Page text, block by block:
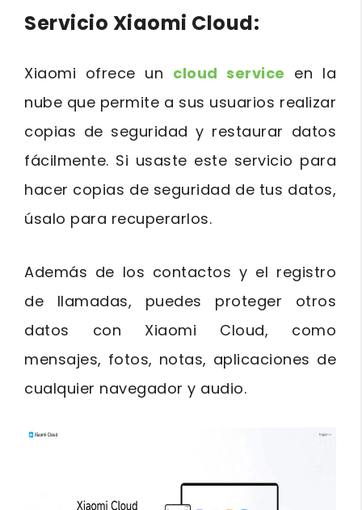
Servicio Xiaomi Cloud:
Xiaomi ofrece un cloud service en la
nube que permite a sus usuarios realizar
copias de seguridad y restaurar datos
fácilmente. Si usaste este servicio para
hacer copias de seguridad de tus datos,
úsalo para recuperarlos.
Además de los contactos y el registro
de llamadas, puedes proteger otros
datos con Xiaomi Cloud, como
mensajes, fotos, notas, aplicaciones de
cualquier navegador y audio.